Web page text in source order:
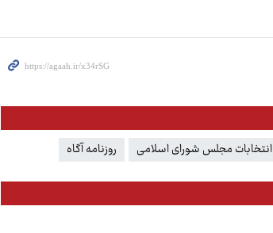
انتخابات مجلس شورای اسلامی روزنامه آگاه